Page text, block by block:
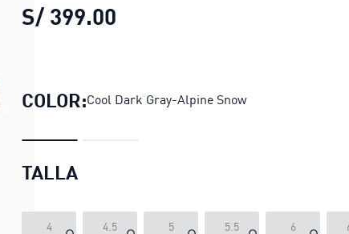
S/ 399.00
COLOR:Cool Dark Gray-Alpine Snow
TALLA
4 4.5 5 5.5 6